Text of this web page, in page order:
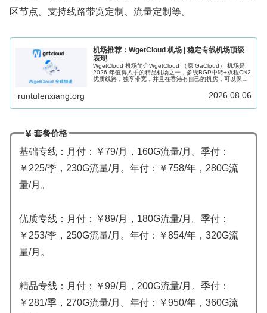
区节点。支持线路带宽定制、流量定制等。
机场推荐：WgetCloud 机场 | 稳定专线机场顶级
表现
WgetCloud 机场简介WgetCloud （原 GaCloud） 机场是
2026 年值得入手的精品机场之一，多线BGP中转+双程CN2
优质线路，独享带宽，并且在香港有自己的机房，可以保证
runtufenxiang.org 2026.08.06
套餐价格
基础专线：月付：￥79/月，160G流量/月。季付：
￥225/季，230G流量/月。年付：￥758/年，280G流
量/月。
优质专线：月付：￥89/月，180G流量/月。季付：
￥253/季，250G流量/月。年付：￥854/年，320G流
量/月。
精品专线：月付：￥99/月，200G流量/月。季付：
￥281/季，270G流量/月。年付：￥950/年，360G流